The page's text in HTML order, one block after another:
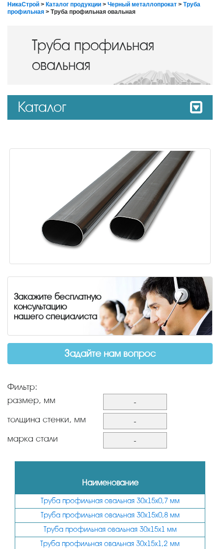
НикаСтрой > Каталог продукции > Черный металлопрокат > Труба
профильная > Труба профильная овальная
Труба профильная
овальная
Каталог
Закажите бесплатную
консультацию
нашего специалиста
Задайте нам вопрос
Фильтр:
размер, мм
-
30х16
толщина стенки, мм
-
1.2
1.5
1.8
2
марка стали
-
Наименование
Труба профильная овальная 30х15х0,7 мм
Труба профильная овальная 30х15х0,8 мм
Труба профильная овальная 30х15х1 мм
Труба профильная овальная 30х15х1,2 мм